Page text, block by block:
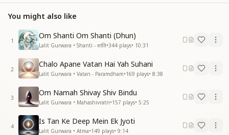
कल कल करती नदिया बहती है सागरकी ओर
कल कल करती नदिया बहती है सागरकी ओर
मन का पंछी उड़ चला है मिठे वतन की और
तेरी खुशबू से महकी है
तेरी खुशबू से महकी है
ये सारा संसार
बाबा आपसे जुड़ा है ऐसा अपनें मन का तार
बाबा आपसे जुड़ा है ऐसा अपनें मन का तार
पतंग से जैसे डोर बंधी है ऐसा अपना प्यार
बाबा आपसे जुड़ा है ऐसा अपनें मन का तार
—------------------------------------------
You might also like
1
Om Shanti Om Shanti (Dhun)
Lalit Gurwara • Shanti - शांति•344 plays• 10:31
2
Chalo Apane Vatan Hai Yah Suhani
Lalit Gurwara • Vatan - Paramdham•169 plays• 8:38
3
Om Namah Shivay Shiv Bindu
Lalit Gurwara • Mahashivratri•157 plays• 5:25
4
Is Tan Ke Deep Mein Ek Jyoti
Lalit Gurwara • Atma•149 plays• 9:14